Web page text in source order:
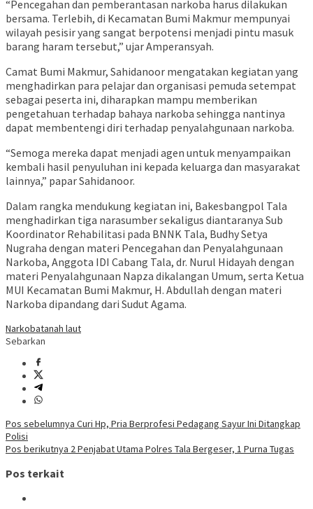
“Pencegahan dan pemberantasan narkoba harus dilakukan
bersama. Terlebih, di Kecamatan Bumi Makmur mempunyai
wilayah pesisir yang sangat berpotensi menjadi pintu masuk
barang haram tersebut,” ujar Amperansyah.
Camat Bumi Makmur, Sahidanoor mengatakan kegiatan yang
menghadirkan para pelajar dan organisasi pemuda setempat
sebagai peserta ini, diharapkan mampu memberikan
pengetahuan terhadap bahaya narkoba sehingga nantinya
dapat membentengi diri terhadap penyalahgunaan narkoba.
“Semoga mereka dapat menjadi agen untuk menyampaikan
kembali hasil penyuluhan ini kepada keluarga dan masyarakat
lainnya,” papar Sahidanoor.
Dalam rangka mendukung kegiatan ini, Bakesbangpol Tala
menghadirkan tiga narasumber sekaligus diantaranya Sub
Koordinator Rehabilitasi pada BNNK Tala, Budhy Setya
Nugraha dengan materi Pencegahan dan Penyalahgunaan
Narkoba, Anggota IDI Cabang Tala, dr. Nurul Hidayah dengan
materi Penyalahgunaan Napza dikalangan Umum, serta Ketua
MUI Kecamatan Bumi Makmur, H. Abdullah dengan materi
Narkoba dipandang dari Sudut Agama.
Narkobatanah laut
Sebarkan
Navigasi
pos
Pos sebelumnya Curi Hp, Pria Berprofesi Pedagang Sayur Ini Ditangkap
Polisi
Pos berikutnya 2 Penjabat Utama Polres Tala Bergeser, 1 Purna Tugas
Pos terkait